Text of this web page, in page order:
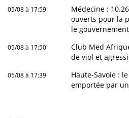
05/08 à 17:59
Médecine :
ouverts pour la
le gouvernement
05/08 à 17:50
Club Med
de viol et
05/08 à 17:39
Haute-Savoie :
emportée par